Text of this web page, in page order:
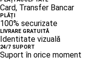
Card, Transfer Bancar
PLĂȚI
100% securizate
LIVRARE GRATUITĂ
Identitate vizuală
24/7 SUPORT
Suport în orice moment